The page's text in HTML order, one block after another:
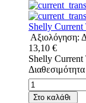
Shelly
Αξιολόγηση:
13,10 €
Shelly
Στο καλάθι